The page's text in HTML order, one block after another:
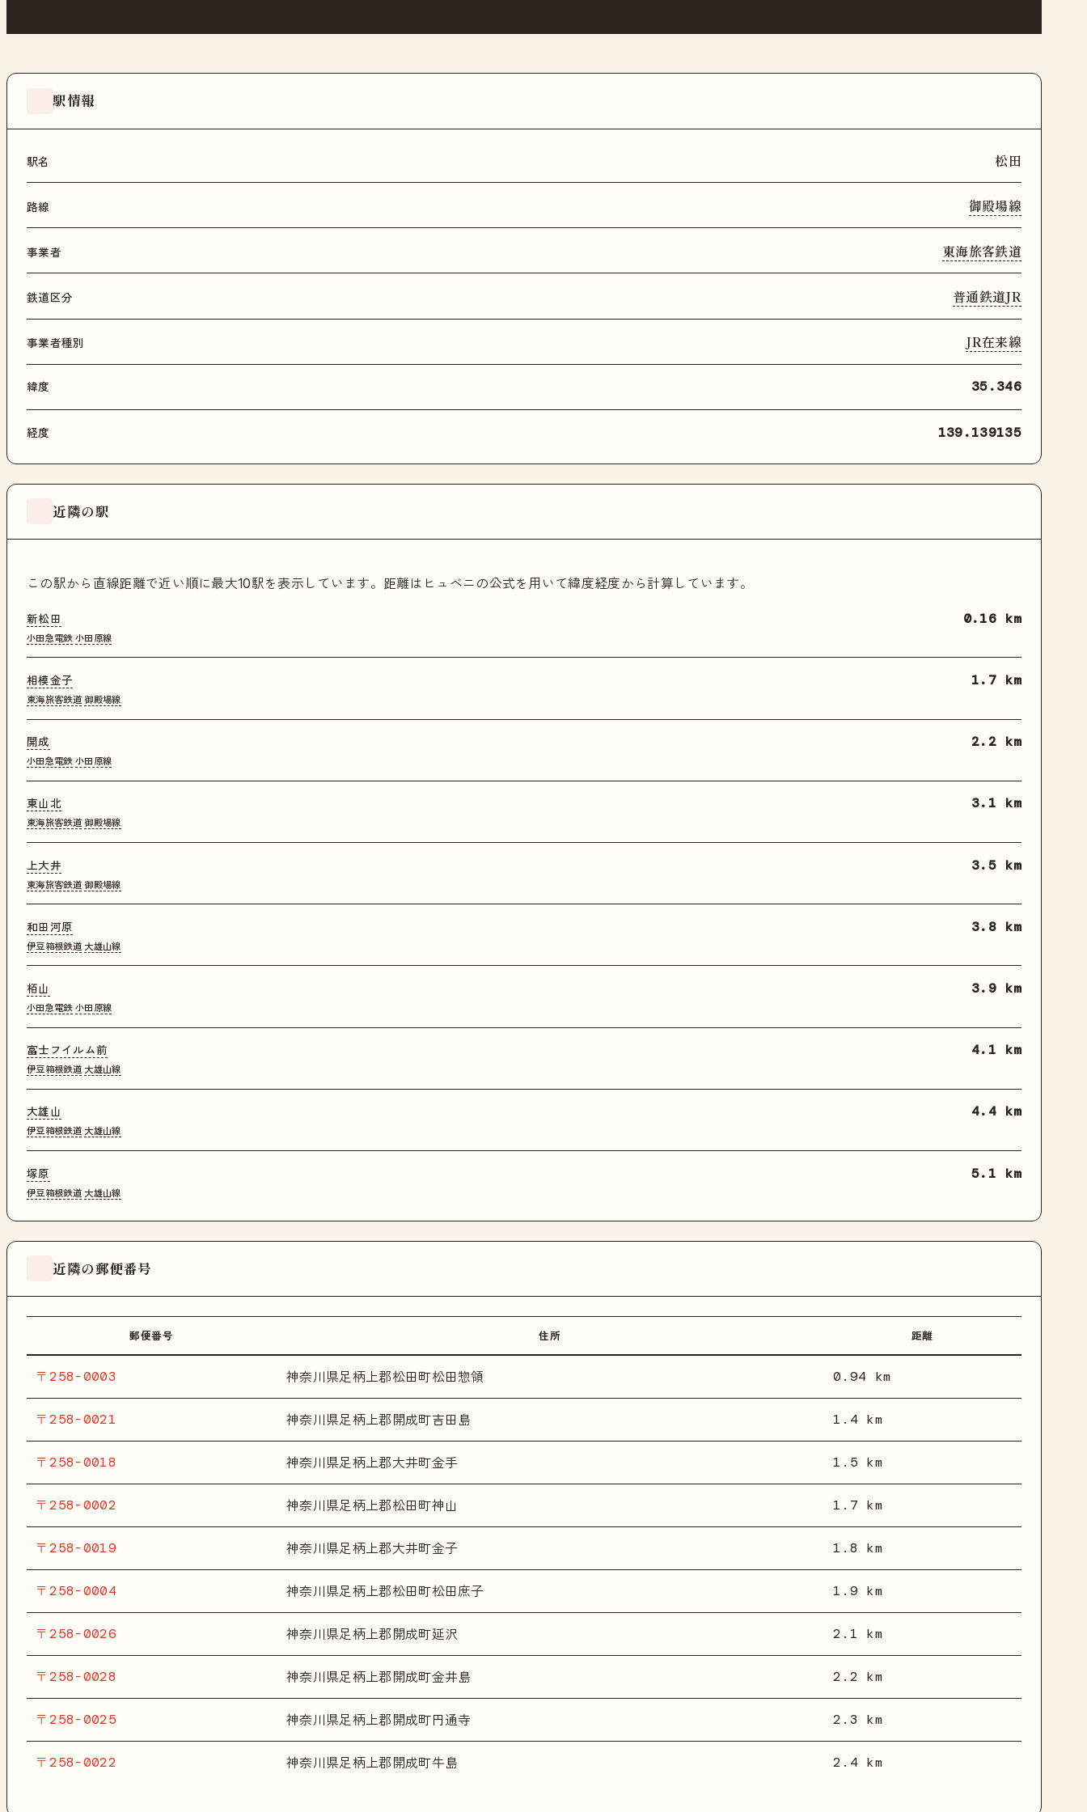
駅情報
駅名 松田
路線 御殿場線
事業者 東海旅客鉄道
鉄道区分 普通鉄道JR
事業者種別 JR在来線
緯度 35.346
経度 139.139135
近隣の駅
この駅から直線距離で近い順に最大10駅を表示しています。距離はヒュベニの公式を用いて緯度経度から計算しています。
新松田
小田急電鉄 小田原線
0.16 km
相模金子
東海旅客鉄道 御殿場線
1.7 km
開成
小田急電鉄 小田原線
2.2 km
東山北
東海旅客鉄道 御殿場線
3.1 km
上大井
東海旅客鉄道 御殿場線
3.5 km
和田河原
伊豆箱根鉄道 大雄山線
3.8 km
栢山
小田急電鉄 小田原線
3.9 km
富士フイルム前
伊豆箱根鉄道 大雄山線
4.1 km
大雄山
伊豆箱根鉄道 大雄山線
4.4 km
塚原
伊豆箱根鉄道 大雄山線
5.1 km
近隣の郵便番号
郵便番号 住所 距離
〒258-0003 神奈川県足柄上郡松田町松田惣領 0.94 km
〒258-0021 神奈川県足柄上郡開成町吉田島 1.4 km
〒258-0018 神奈川県足柄上郡大井町金手 1.5 km
〒258-0002 神奈川県足柄上郡松田町神山 1.7 km
〒258-0019 神奈川県足柄上郡大井町金子 1.8 km
〒258-0004 神奈川県足柄上郡松田町松田庶子 1.9 km
〒258-0026 神奈川県足柄上郡開成町延沢 2.1 km
〒258-0028 神奈川県足柄上郡開成町金井島 2.2 km
〒258-0025 神奈川県足柄上郡開成町円通寺 2.3 km
〒258-0022 神奈川県足柄上郡開成町牛島 2.4 km